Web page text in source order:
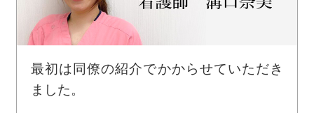
最初は同僚の紹介でかからせていただき
ました。